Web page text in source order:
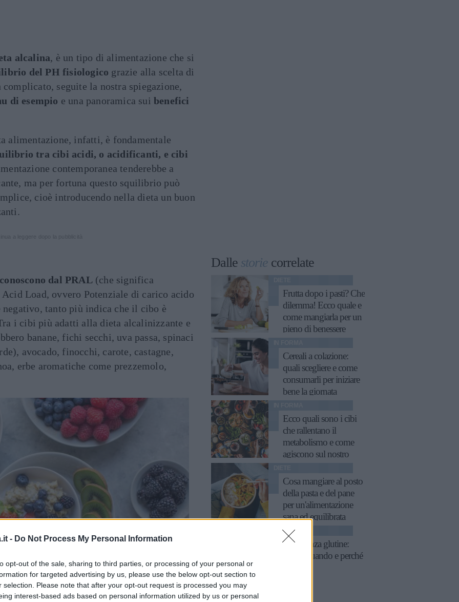
- Do Not Process My Personal Information
opt-out of the sale, sharing to third parties, or processing of your personal or
for targeted advertising by us, please use the below opt-out section to
selection. Please note that after your opt-out request is processed you may
interest-based ads based on personal information utilized by us or personal
alcalina, è un tipo di alimentazione che si
del PH fisiologico grazie alla scelta di
complicato, seguite la nostra spiegazione,
di esempio e una panoramica suibenefici
alimentazione, infatti, è fondamentale
tra cibi acidi, o acidificanti, e cibi
contemporanea tenderebbe a
ma per fortuna questo squilibrio può
cioè introducendo nella dieta un buon
dal PRAL(che significa
Load, ovvero Potenziale di carico acido
tanto più indica che il cibo è
i cibi più adatti alla dieta alcalinizzante e
banane, fichi secchi, uva passa, spinaci
avocado, finocchi, carote, castagne,
erbe aromatiche come prezzemolo,
Dalle storie correlate
Frutta dopo i pasti? Che
dilemma! Ecco quale e
come mangiarla per un
pieno di benessere
Cereali a colazione:
quali scegliere e come
consumarli per iniziare
bene la giornata
Ecco quali sono i cibi
che rallentano il
metabolismo e come
agiscono sul nostro
Cosa mangiare al posto
della pasta e del pane
per un'alimentazione
sana ed equilibrata
DIETE
Dieta senza glutine:
come, quando e perché